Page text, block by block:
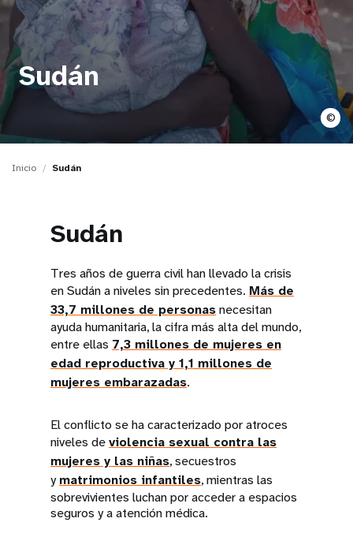
t
i
o
n
Sudán
©
Inicio Sudán
Sudán
Tres años de guerra civil han llevado la crisis
en Sudán a niveles sin precedentes. Más de
33,7 millones de personasnecesitan
ayuda humanitaria, la cifra más alta del mundo,
entre ellas 7,3 millones de mujeres en
edad reproductiva y 1,1 millones de
mujeres embarazadas.
El conflicto se ha caracterizado por atroces
niveles deviolencia sexual contra las
mujeres y las niñas, secuestros
ymatrimonios infantiles, mientras las
sobrevivientes luchan por acceder a espacios
seguros y a atención médica.